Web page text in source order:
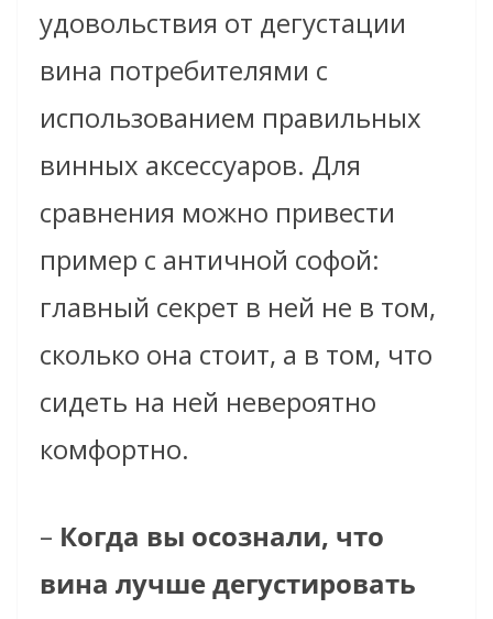
удовольствия от дегустации
вина потребителями с
использованием правильных
винных аксессуаров. Для
сравнения можно привести
пример с античной софой:
главный секрет в ней не в том,
сколько она стоит, а в том, что
сидеть на ней невероятно
комфортно.
– Когда вы осознали, что
вина лучше дегустировать